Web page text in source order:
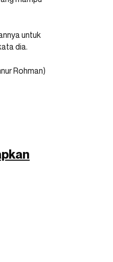
untuk
dia.
Rohman)